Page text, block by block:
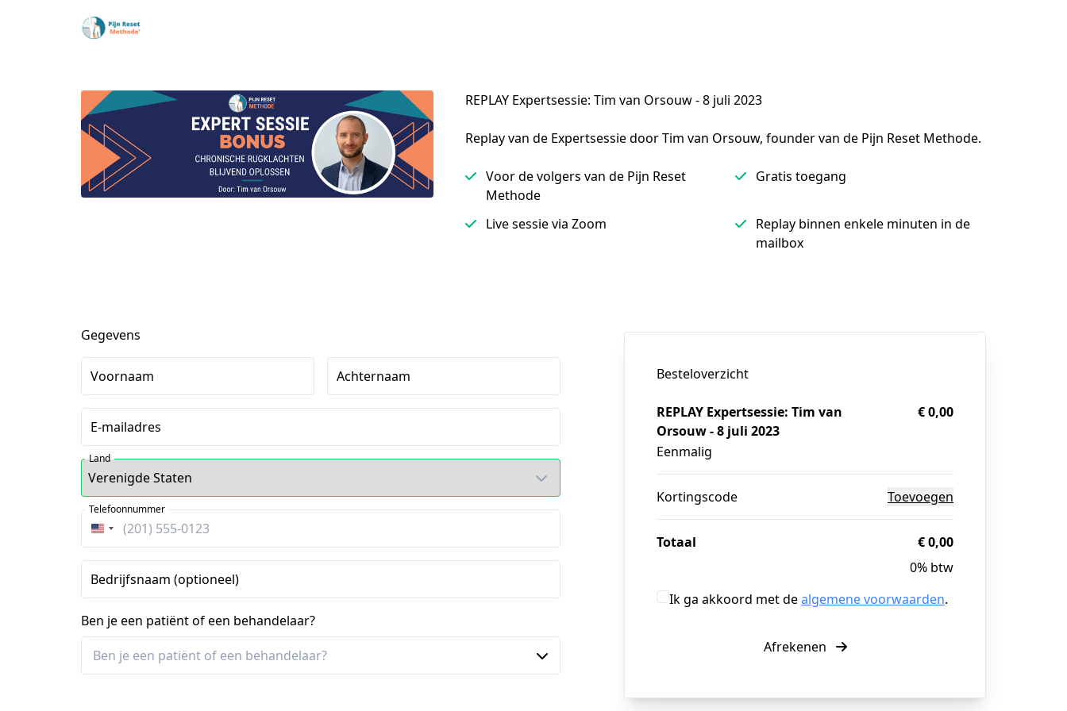
REPLAY Expertsessie: Tim van Orsouw - 8 juli 2023
Replay van de Expertsessie door Tim van Orsouw, founder van de Pijn Reset Methode.
Voor de volgers van de Pijn Reset
Methode
Gratis toegang
Live sessie via Zoom
Replay binnen enkele minuten in de
mailbox
Gegevens
Voornaam Achternaam
E-mailadres
Land
Verenigde
Staten
+1
Telefoonnummer
Bedrijfsnaam (optioneel)
Ben je een patiënt of een behandelaar?
Besteloverzicht
REPLAY Expertsessie: Tim van
Orsouw - 8 juli 2023
Eenmalig
€ 0,00
Kortingscode Toevoegen
Totaal
€ 0,00
0% btw
Ik ga akkoord met dealgemene voorwaarden.
Afrekenen